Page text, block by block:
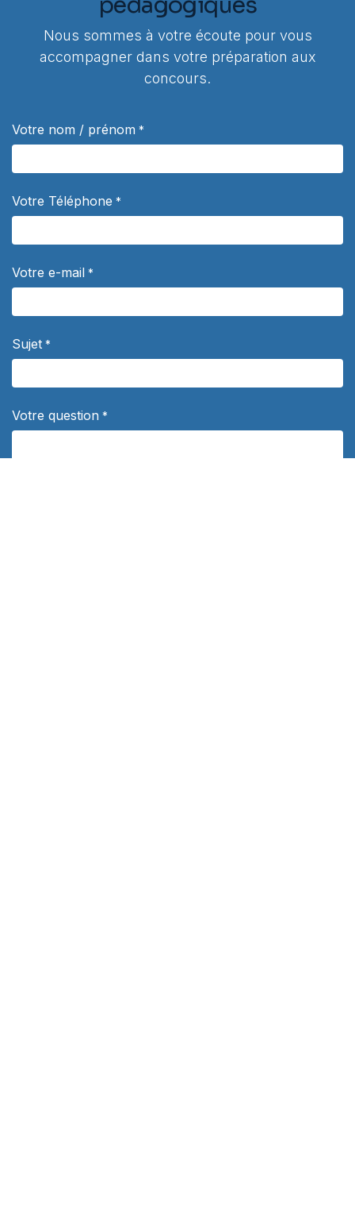
Nous sommes à votre écoute pour vous
accompagner dans votre préparation aux
concours.
Votre nom / prénom *
Votre Téléphone *
Votre e-mail *
Sujet *
Votre question *